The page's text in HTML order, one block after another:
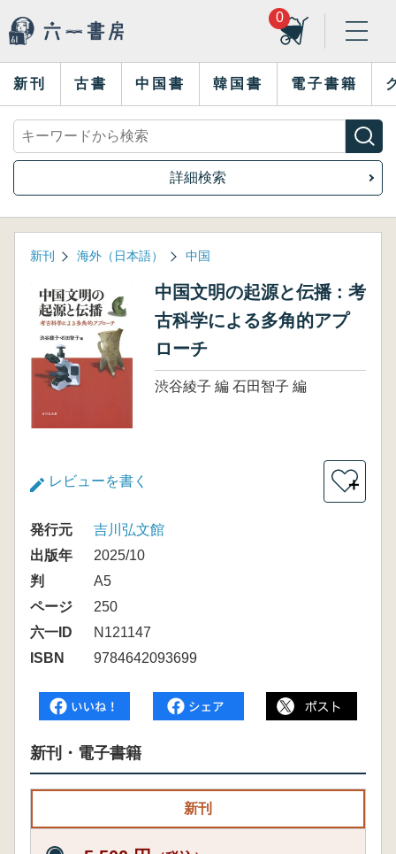
0
新刊 古書 中国書 韓国書 電子書籍
詳細検索
新刊 海外（日本語） 中国
中国文明の起源と伝播 : 考
古科学による多角的アプ
ローチ
渋谷綾子 編 石田智子 編
レビューを書く ＋
発行元
吉川弘文館
出版年
2025/10
判
A5
ページ
250
六一ID
N121147
ISBN
9784642093699
新刊・電子書籍
新刊